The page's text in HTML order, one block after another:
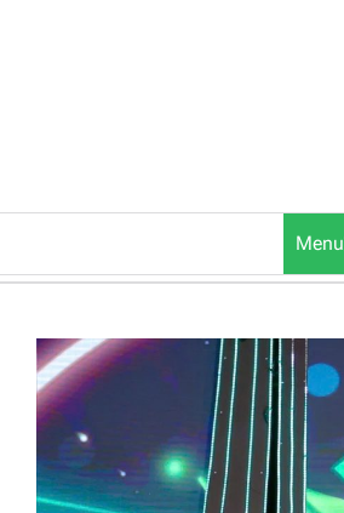
Menu